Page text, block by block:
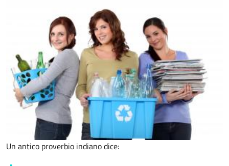
Un antico proverbio indiano dice: